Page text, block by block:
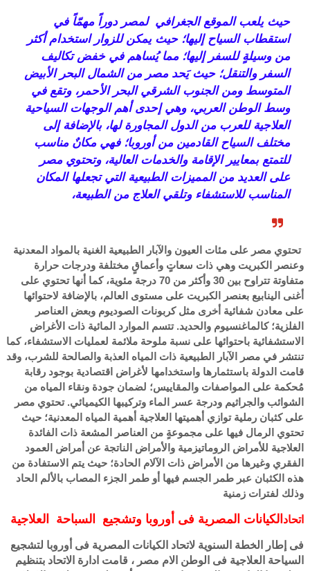
حيث يلعب الموقع الجغرافي لمصر دوراً مهمّاً في
استقطاب السياح إليها؛ حيث يمكن للزوار استخدام أكثر
من وسيلةٍ للسفر إليها؛ مما يُساهم في خفض تكاليف
السفر والتنقل؛ حيث يَحد مصر من الشمال البحر الأبيض
المتوسط ومن الجنوب الشرقي البحر الأحمر، وتقع في
وسط الوطن العربي، وهي إحدى أهم الوجهات السياحية
العلاجية للعرب من الدول المجاورة لها، بالإضافة إلى
مختلف السياح القادمين من أوروبا؛ فهي مكانٌ مناسب
للتمتع بمعايير الإقامة والخدمات العالية، وتحتوي مصر
على العديد من المميزات الطبيعية التي تجعلها المكان
المناسب للاستشفاء وتلقي العلاج من الطبيعة،
تحتوي مصر على مئات العيون والآبار الطبيعية الغنية بالمواد المعدنية
وعنصر الكبريت وهي ذات سعاتٍ وأعماقٍ مختلفة ودرجات حرارة
متفاوتة تتراوح بين 30 وأكثر من 70 درجة مئوية، كما أنها تحتوي على
أغنى الينابيع بعنصر الكبريت على مستوى العالم، بالإضافة لاحتوائها
على معادن شفائية أخرى مثل كربونات الصوديوم وبعض العناصر
الفلزية؛ كالماغنسيوم والحديد. تتسم الموارد المائية ذات الأغراض
الاستشفائية باحتوائها على نسبة ملوحة ملائمة لعمليات الاستشفاء، كما
تنتشر في مصر الآبار الطبيعية ذات المياه العذبة والصالحة للشرب، وقد
قامت الدولة باستثمارها واستخدامها لأغراض اقتصادية بوجود رقابة
مُحكمة على المواصفات والمقاييس؛ لضمان جودة ونقاء المياه من
الشوائب والجراثيم ودرجة عسر الماء وتركيبها الكيميائي. تحتوي مصر
على كثبان رملية توازي أهميتها العلاجية أهمية المياه المعدنية؛ حيث
تحتوي الرمال فيها على مجموعةٍ من العناصر المشعة ذات الفائدة
العلاجية للأمراض الروماتيزمية والأمراض الناتجة عن أمراض العمود
الفقري وغيرها من الأمراض ذات الآلام الحادة؛ حيث يتم الاستفادة من
هذه الكثبان عبر طمر الجسم فيها أو طمر الجزء المصاب بالألم الحاد
وذلك لفترات زمنية
اتحاد الكيانات المصرية فى أوروبا وتشجيع السباحة العلاجية
فى إطار الخطة السنوية لاتحاد الكيانات المصرية فى أوروبا لتشجيع
السياحة العلاجية فى الوطن الام مصر ، قامت ادارة الاتحاد بتنظيم